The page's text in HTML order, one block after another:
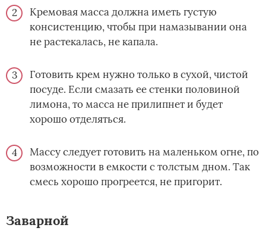
Кремовая масса должна иметь густую
консистенцию, чтобы при намазывании она
не растекалась, не капала.
Готовить крем нужно только в сухой, чистой
посуде. Если смазать ее стенки половиной
лимона, то масса не прилипнет и будет
хорошо отделяться.
Массу следует готовить на маленьком огне, по
возможности в емкости с толстым дном. Так
смесь хорошо прогреется, не пригорит.
Заварной